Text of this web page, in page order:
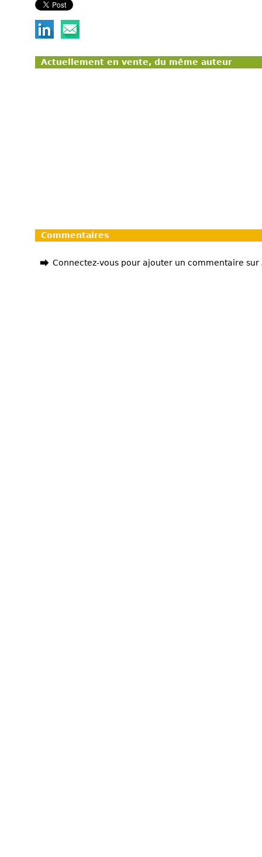
Actuellement en vente, du même auteur
Commentaires
Connectez-vous pour ajouter un commentaire sur